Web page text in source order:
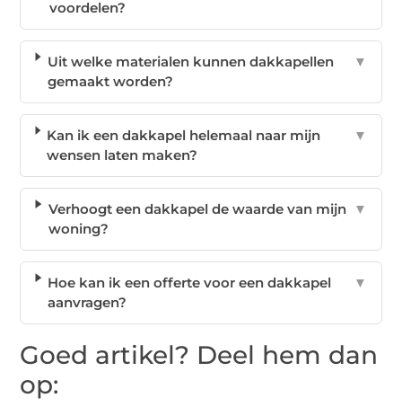
voordelen?
Uit welke materialen kunnen dakkapellen
gemaakt worden?
▼
Kan ik een dakkapel helemaal naar mijn
wensen laten maken?
▼
Verhoogt een dakkapel de waarde van mijn
woning?
▼
Hoe kan ik een offerte voor een dakkapel
aanvragen?
▼
Goed artikel? Deel hem dan
op: